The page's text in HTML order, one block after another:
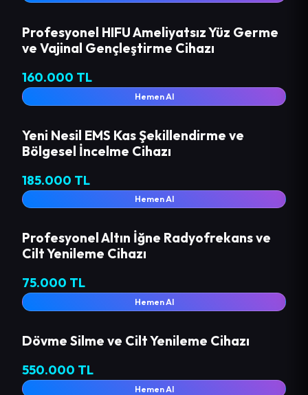
Profesyonel HIFU Ameliyatsız Yüz Germe
ve Vajinal Gençleştirme Cihazı
160.000 TL
Hemen Al
Yeni Nesil EMS Kas Şekillendirme ve
Bölgesel İncelme Cihazı
185.000 TL
Hemen Al
Profesyonel Altın İğne Radyofrekans ve
Cilt Yenileme Cihazı
75.000 TL
Hemen Al
Dövme Silme ve Cilt Yenileme Cihazı
550.000 TL
Hemen Al